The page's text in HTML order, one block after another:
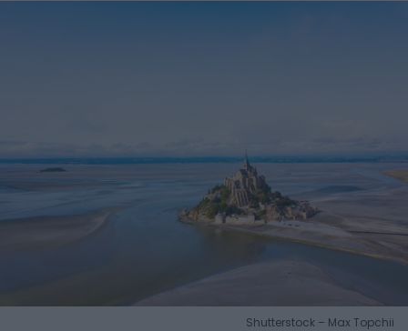
Shutterstock – Max Topchii